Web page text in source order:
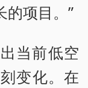
的项目。”
当前低空
变化。在